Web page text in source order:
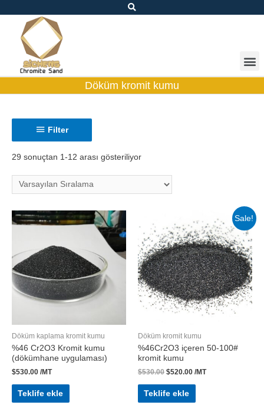
Döküm kromit kumu
Filter
29 sonuçtan 1-12 arası gösteriliyor
Döküm kaplama kromit kumu
%46 Cr2O3 Kromit kumu
(dökümhane uygulaması)
$530.00 /MT
Teklife ekle
Sale!
Döküm kromit kumu
%46Cr2O3 içeren 50-100#
kromit kumu
$530.00 $520.00 /MT
Teklife ekle